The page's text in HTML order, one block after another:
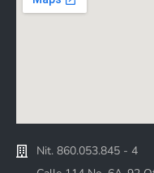
Nit. 860.053.845 - 4